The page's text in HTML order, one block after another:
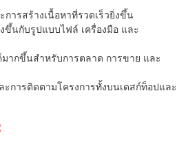
ารสร้างเนื้อหาที่รวดเร็วยิ่งขึ้น
ขึ้นกับรูปแบบไฟล์ เครื่องมือ และ
มากขึ้นสำหรับการตลาด การขาย และ
การติดตามโครงการทั้งบนเดสก์ท็อปและ